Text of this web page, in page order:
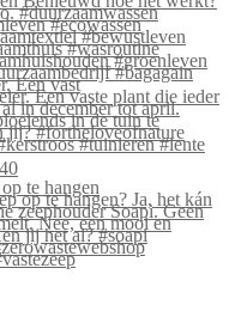
Een vast
te hangen